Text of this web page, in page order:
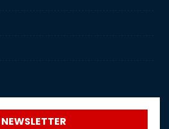
NEWSLETTER